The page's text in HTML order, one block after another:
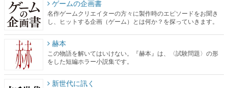
赫本
この物語を解いてはいけない。『赫本』は、〈試験問題〉の形
をした短編ホラー小説集です。
新世代に訊く
これからのデジタルゲーム市場を担う若きクリエイター達の姿
を追い、彼らのルーツと情熱を探っていきます。
ゲーム世代の作家たち